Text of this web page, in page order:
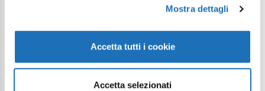
Mostra dettagli
Accetta tutti i cookie
Accetta selezionati